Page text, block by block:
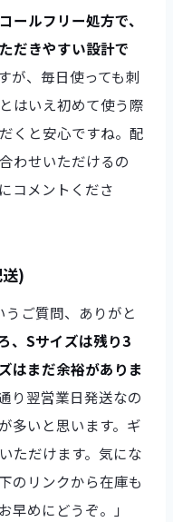
ールフリー処方で、
だきやすい設計で
が、毎日使っても刺
はいえ初めて使う際
くと安心ですね。配
わせいただけるの
コメントくださ
)
うご質問、ありがと
、Sサイズは残り3
はまだ余裕がありま
り翌営業日発送なの
多いと思います。ギ
ただけます。気にな
のリンクから在庫も
早めにどうぞ。」